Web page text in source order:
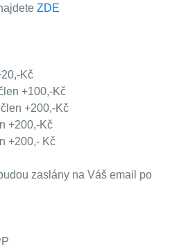
ZDE
Kč
+100,-Kč
+200,-Kč
+200,-Kč
+200,- Kč
zaslány na Váš email po